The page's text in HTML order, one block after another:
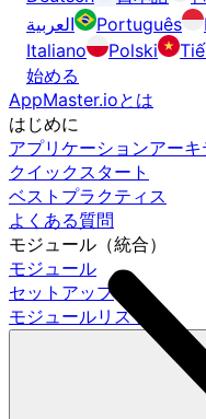
العربية
Português
Italiano
Polski
始める
AppMaster.ioとは
はじめに
アプリケーションアーキ
クイックスタート
ベストプラクティス
よくある質問
モジュール（統合）
モジュール
セットアップ
モジュールリスト